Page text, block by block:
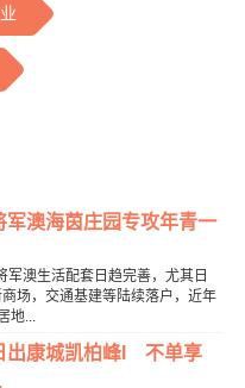
军澳海茵庄园专攻年青一
军澳生活配套日趋完善，尤其日
场，交通基建等陆续落户，近年
地...
出康城凯柏峰I 不单享